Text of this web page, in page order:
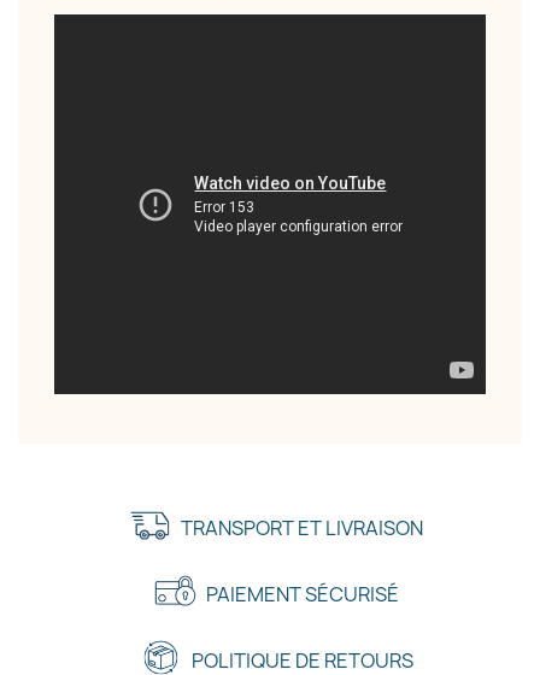
TRANSPORT ET LIVRAISON
PAIEMENT SÉCURISÉ
POLITIQUE DE RETOURS